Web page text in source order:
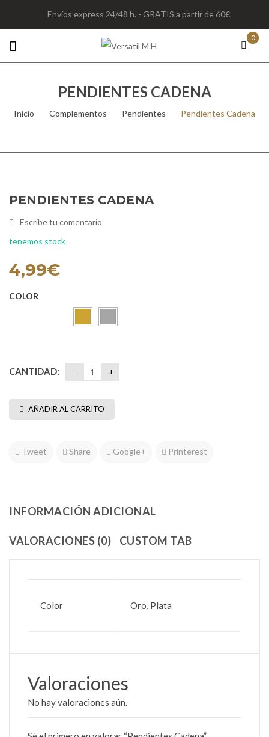
Envíos express 24/48 h. - GRATIS a partir de 60€
0
PENDIENTES CADENA
Inicio Complementos Pendientes Pendientes Cadena
PENDIENTES CADENA
Escribe tu comentario
tenemos stock
4,99€
COLOR
CANTIDAD:
AÑADIR AL CARRITO
Tweet Share Google+ Printerest
INFORMACIÓN ADICIONAL
VALORACIONES (0) CUSTOM TAB
Color Oro, Plata
Valoraciones
No hay valoraciones aún.